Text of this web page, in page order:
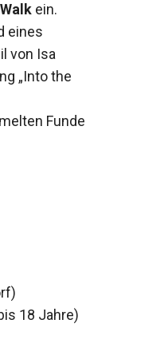
ein.
eines
von Isa
„Into the
Funde
18 Jahre)